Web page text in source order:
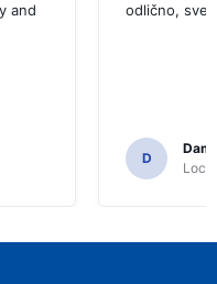
and
odlično, sve
D